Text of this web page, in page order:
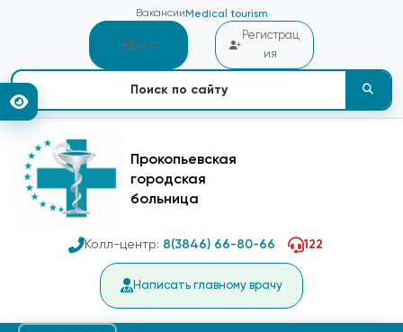
Вакансии Medical tourism
Вход
Регистрац
ия
Прокопьевская
городская
больница
Колл-центр: 8(3846) 66-80-66 122
Написать главному врачу